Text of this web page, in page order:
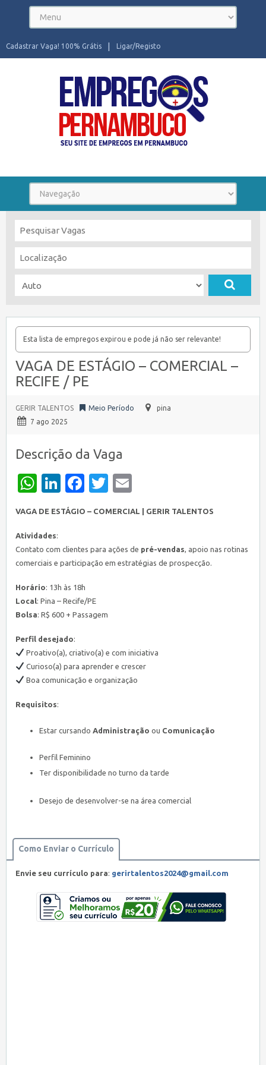
Ligar/Registo
Cadastrar Vaga! 100% Grátis
Esta lista de empregos expirou e pode já não ser relevante!
VAGA DE ESTÁGIO – COMERCIAL –
RECIFE / PE
GERIR TALENTOS Meio Período
pina
7 ago 2025
Descrição da Vaga
WhatsApp
LinkedIn
Facebook
Twitter
VAGA DE ESTÁGIO – COMERCIAL | GERIR TALENTOS
Atividades:
Contato com clientes para ações de pré-vendas, apoio nas rotinas
comerciais e participação em estratégias de prospecção.
Horário: 13h às 18h
Local: Pina – Recife/PE
Bolsa: R$ 600 + Passagem
Perfil desejado:
Proativo(a), criativo(a) e com iniciativa
Curioso(a) para aprender e crescer
Boa comunicação e organização
Requisitos:
Estar cursando Administração ou Comunicação
Perfil Feminino
Ter disponibilidade no turno da tarde
Desejo de desenvolver-se na área comercial
Como Enviar o Currículo
Envie seu currículo para: gerirtalentos2024@gmail.com